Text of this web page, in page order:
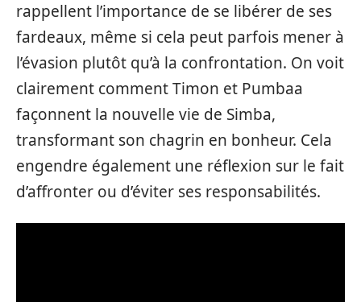
rappellent l’importance de se libérer de ses
fardeaux, même si cela peut parfois mener à
l’évasion plutôt qu’à la confrontation. On voit
clairement comment Timon et Pumbaa
façonnent la nouvelle vie de Simba,
transformant son chagrin en bonheur. Cela
engendre également une réflexion sur le fait
d’affronter ou d’éviter ses responsabilités.